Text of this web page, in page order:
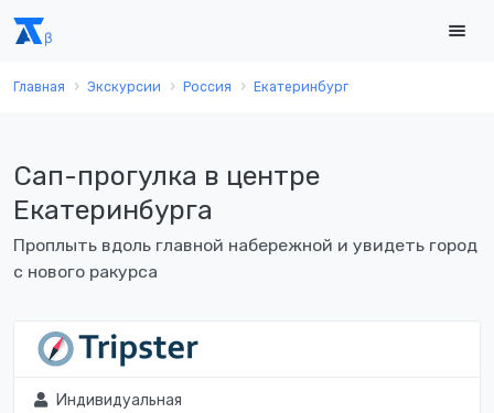
Главная Экскурсии Россия Екатеринбург
Сап-прогулка в центре
Екатеринбурга
Проплыть вдоль главной набережной и увидеть город
с нового ракурса
Индивидуальная